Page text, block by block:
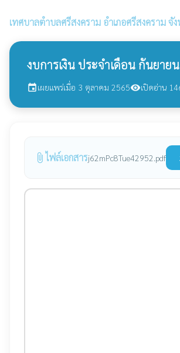
เทศบาลตำบลศรีสงคราม อำเภอศรีสงคราม
งบการเงิน ประจำเดือน กันยาย
eventเผยแพร่เมื่อ 3 ตุลาคม 2565visibilityเปิดอ่าน
attach_file ไฟล์เอกสารj62mPc8Tue42952.pdf